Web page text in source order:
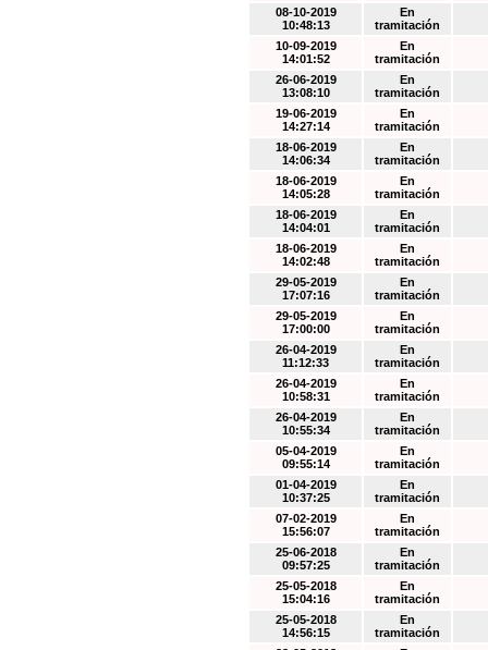
08-10-2019
10:48:13
En
tramitación
10-09-2019
14:01:52
En
tramitación
26-06-2019
13:08:10
En
tramitación
19-06-2019
14:27:14
En
tramitación
18-06-2019
14:06:34
En
tramitación
18-06-2019
14:05:28
En
tramitación
18-06-2019
14:04:01
En
tramitación
18-06-2019
14:02:48
En
tramitación
29-05-2019
17:07:16
En
tramitación
29-05-2019
17:00:00
En
tramitación
26-04-2019
11:12:33
En
tramitación
26-04-2019
10:58:31
En
tramitación
26-04-2019
10:55:34
En
tramitación
05-04-2019
09:55:14
En
tramitación
01-04-2019
10:37:25
En
tramitación
07-02-2019
15:56:07
En
tramitación
25-06-2018
09:57:25
En
tramitación
25-05-2018
15:04:16
En
tramitación
25-05-2018
14:56:15
En
tramitación